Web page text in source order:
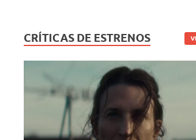
CRÍTICAS DE ESTRENOS